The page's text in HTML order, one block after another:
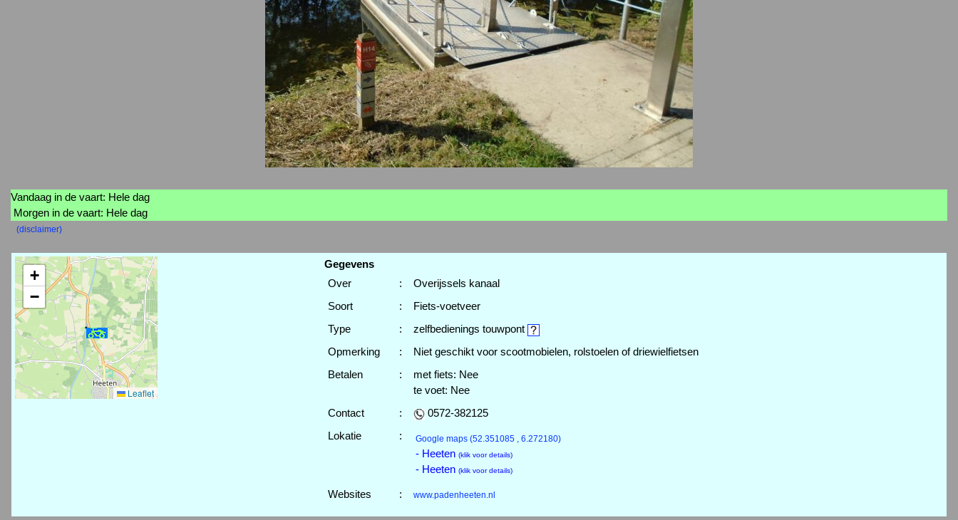
Vandaag in de vaart: Hele dag
Morgen in de vaart: Hele dag
(disclaimer)
+
−
Leaflet
Gegevens
Over
:
Overijssels kanaal
Soort
:
Fiets-voetveer
Type
:
zelfbedienings touwpont
Opmerking
:
Niet geschikt voor scootmobielen, rolstoelen of driewielfietsen
Betalen
:
met fiets: Nee
te voet: Nee
Contact
:
0572-382125
Lokatie
: Google maps (52.351085 , 6.272180)
- Heeten (klik voor details)
- Heeten (klik voor details)
Websites : www.padenheeten.nl